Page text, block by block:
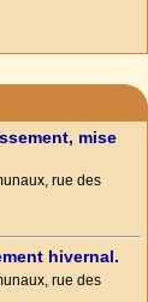
mise
rue des
hivernal.
rue des